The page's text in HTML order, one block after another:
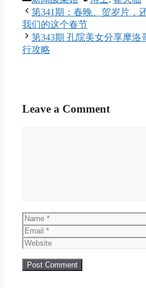
第341期：春晚、贺岁片，
我们的这个春节
第343期 孔院美女分享摩洛
行攻略
Leave a Comment
Name
Email
Website